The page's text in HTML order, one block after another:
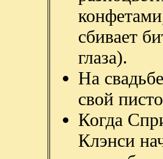
сбивает
глаза).
На
свой
Когда
Клэнси